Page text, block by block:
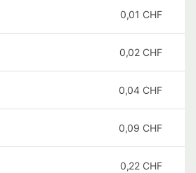
0,01 CHF
0,02 CHF
0,04 CHF
0,09 CHF
0,22 CHF